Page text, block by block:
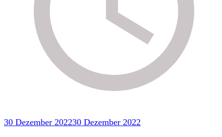
30 Dezember 202230 Dezember 2022